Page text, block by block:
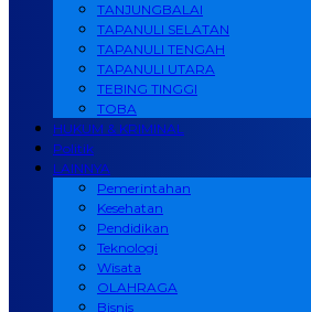
TANJUNGBALAI
TAPANULI SELATAN
TAPANULI TENGAH
TAPANULI UTARA
TEBING TINGGI
TOBA
HUKUM & KRIMINAL
Politik
LAINNYA
Pemerintahan
Kesehatan
Pendidikan
Teknologi
Wisata
OLAHRAGA
Bisnis